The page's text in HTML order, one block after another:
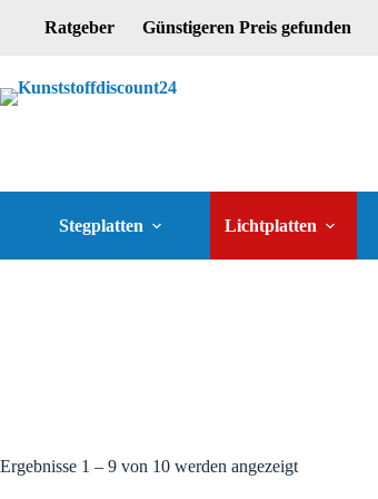
Ratgeber Günstigeren Preis gefunden
Stegplatten Lichtplatten
Ergebnisse 1 – 9 von 10 werden angezeigt